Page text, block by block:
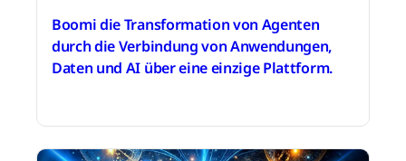
Boomi die Transformation von Agenten
durch die Verbindung von Anwendungen,
Daten und AI über eine einzige Plattform.
14. Dezember 2025